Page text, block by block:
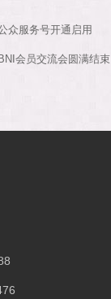
众服务号开通启用
会员交流会圆满结束